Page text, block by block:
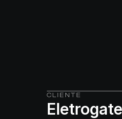
CLIENTE
Eletrogate